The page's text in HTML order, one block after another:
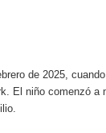
de 2025,
El niño comenzó